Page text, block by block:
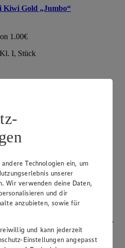
Kiwi Gold „Jumbo“
1.00€
I, Stück
1.79€
aus Bayern, Kl. I, je 250g Packung,
Technologien ein, um
unserer
Wir verwenden deine Daten,
und dir
anzubieten, sowie für
und kann jederzeit
Einstellungen angepasst